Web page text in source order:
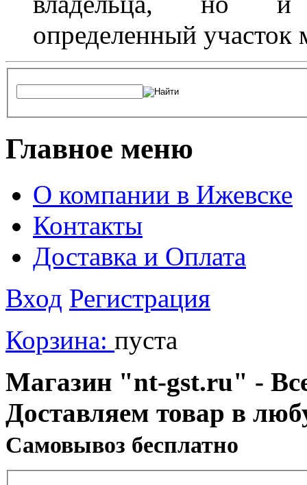
определенный участок
Главное меню
О компании в Ижевске
Контакты
Доставка и Оплата
Вход Регистрация
Корзина: пуста
Магазин "nt-gst.ru" -
Доставляем товар в
Cамовывоз бесплатно